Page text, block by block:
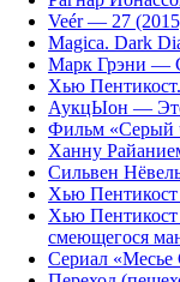
Veér — 27
Magica. Dark
Марк Грэни —
Хью
АукцЫон — Это
Фильм «Серый
Ханну
Сильвен
Хью
Хью
смеющегося
Сериал «Месье